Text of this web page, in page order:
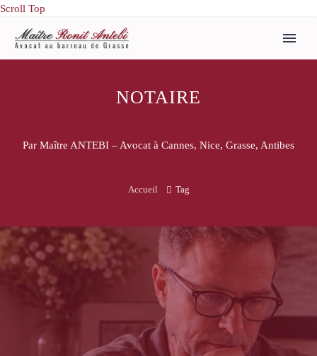
Scroll Top
NOTAIRE
Par Maître ANTEBI – Avocat à Cannes, Nice, Grasse, Antibes
Accueil Tag